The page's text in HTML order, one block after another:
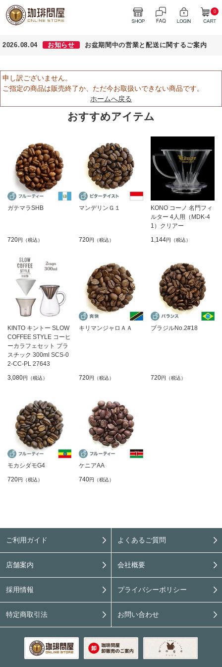
0
2026.08.04 お知らせ お盆期間中の営業と配送に関するご案内
申し訳ございません。
ご指定の商品は販売終了か、ただ今お取扱いできない商品です。
ホームへ戻る
おすすめアイテム
ガテマラSHB
720円（税込）
マンデリンＧ１
720円（税込）
KONO コーノ 名門フィ
ルター 4人用（MDK-4
1）クリアー
1,144円（税込）
KINTO キントー SLOW
COFFEE STYLE コーヒ
ーカラフェセット プラ
スチック 300ml SCS-0
2-CC-PL 27643
3,080円（税込）
キリマンジャロＡＡ
720円（税込）
ブラジルNo.2#18
720円（税込）
モカシダモG4
720円（税込）
ケニアAA
740円（税込）
ご利用ガイド よくあるご質問
店舗案内 会社概要
採用情報 プライバシーポリシー
特定商取引法 お問い合わせ